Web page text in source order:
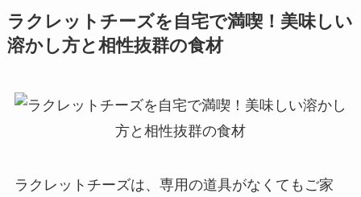
ラクレットチーズを自宅で満喫！美味しい
溶かし方と相性抜群の食材
ラクレットチーズは、専用の道具がなくてもご家